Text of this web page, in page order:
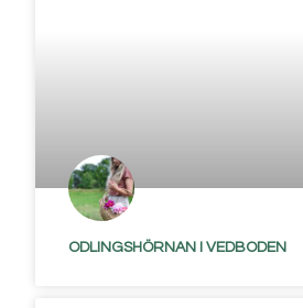
ODLINGSHÖRNAN I VEDBODEN